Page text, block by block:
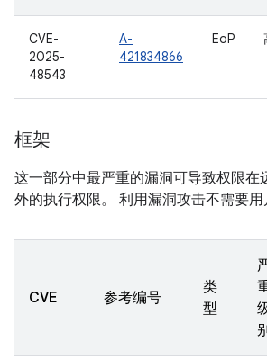
CVE-
2025-
48543
A-
421834866
EoP
框架
这一部分中最严重的漏洞可导致权限在
外的执行权限。 利用漏洞攻击不需要用
CVE 参考编号
类
型